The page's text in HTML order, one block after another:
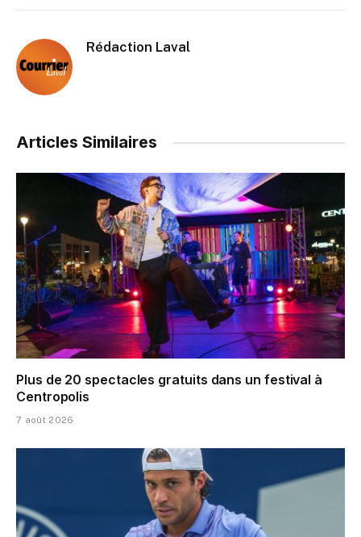
Rédaction Laval
Articles Similaires
Plus de 20 spectacles gratuits dans un festival à
Centropolis
7 août 2026